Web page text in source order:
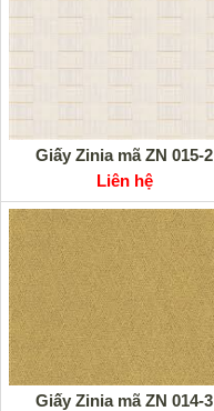
Giấy Zinia mã ZN 015-2
Liên hệ
Giấy Zinia mã ZN 014-3